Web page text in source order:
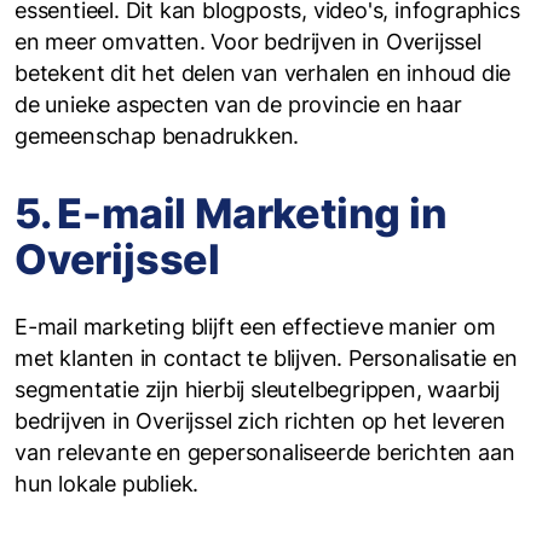
essentieel. Dit kan blogposts, video's, infographics
en meer omvatten. Voor bedrijven in Overijssel
betekent dit het delen van verhalen en inhoud die
de unieke aspecten van de provincie en haar
gemeenschap benadrukken.
5. E-mail Marketing in
Overijssel
‍E-mail marketing blijft een effectieve manier om
met klanten in contact te blijven. Personalisatie en
segmentatie zijn hierbij sleutelbegrippen, waarbij
bedrijven in Overijssel zich richten op het leveren
van relevante en gepersonaliseerde berichten aan
hun lokale publiek.